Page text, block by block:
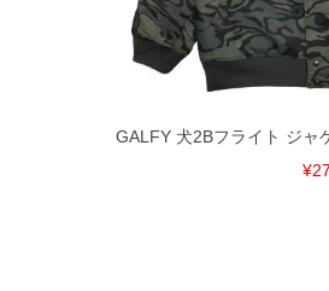
GALFY 犬2Bフライト ジャ